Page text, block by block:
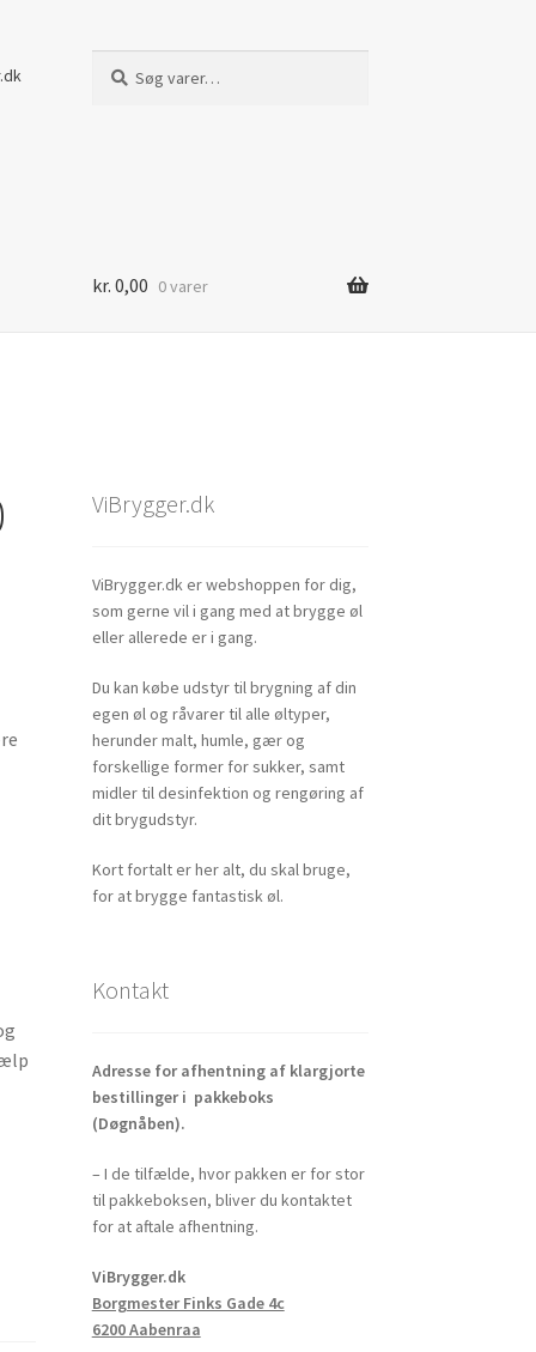
efter:
kr. 0,00 0 varer
ViBrygger.dk
ViBrygger.dk er webshoppen for dig,
som gerne vil i gang med at brygge øl
eller allerede er i gang.
Du kan købe udstyr til brygning af din
egen øl og råvarer til alle øltyper,
herunder malt, humle, gær og
forskellige former for sukker, samt
midler til desinfektion og rengøring af
dit brygudstyr.
Kort fortalt er her alt, du skal bruge,
for at brygge fantastisk øl.
Kontakt
Adresse for afhentning af klargjorte
bestillinger i pakkeboks
(Døgnåben).
– I de tilfælde, hvor pakken er for stor
til pakkeboksen, bliver du kontaktet
for at aftale afhentning.
ViBrygger.dk
Borgmester Finks Gade 4c
6200 Aabenraa